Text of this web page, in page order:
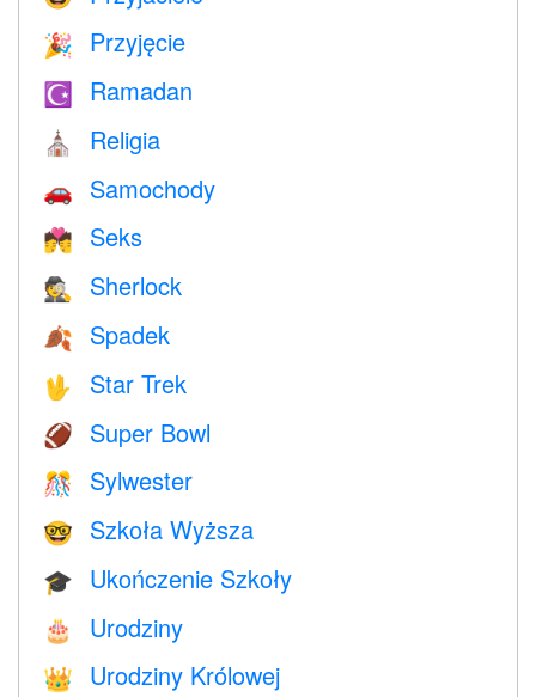
🎉 Przyjęcie
☪️ Ramadan
⛪️ Religia
🚗 Samochody
💏 Seks
🕵️ Sherlock
🍂 Spadek
🖖 Star Trek
🏈 Super Bowl
🎊 Sylwester
🤓 Szkoła Wyższa
🎓 Ukończenie Szkoły
🎂 Urodziny
👑 Urodziny Królowej